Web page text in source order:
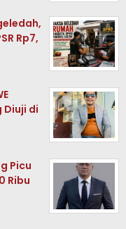
Rp7,
Diuji di
Picu
Ribu